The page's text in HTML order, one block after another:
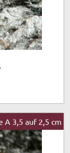
A 3,5 auf 2,5 cm